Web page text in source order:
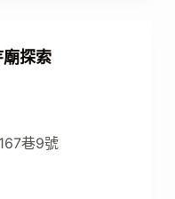
探索
巷9號